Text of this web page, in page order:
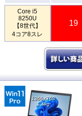
Core i5
8250U
【8世代】
4コア8スレ
19
1366×768
1.4kg